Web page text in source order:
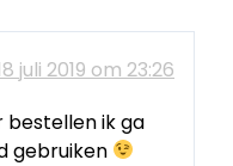
juli 2019 om 23:26
bestellen ik ga
gebruiken